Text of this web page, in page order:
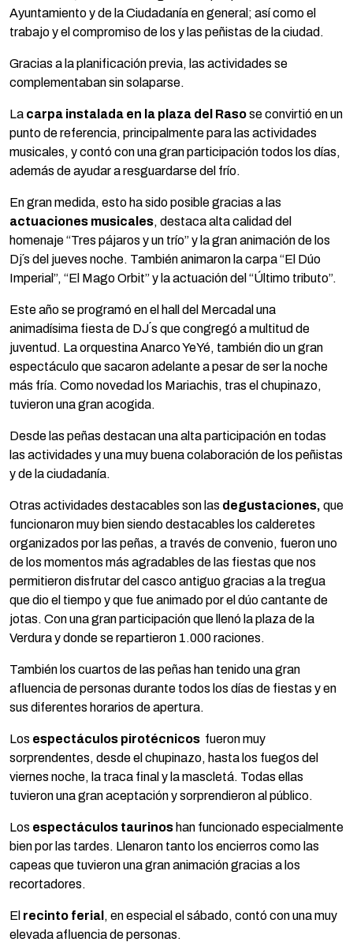
Ayuntamiento y de la Ciudadanía en general; así como el
trabajo y el compromiso de los y las peñistas de la ciudad.
Gracias a la planificación previa, las actividades se
complementaban sin solaparse.
La carpa instalada en la plaza del Rasose convirtió en un
punto de referencia, principalmente para las actividades
musicales, y contó con una gran participación todos los días,
además de ayudar a resguardarse del frío.
En gran medida, esto ha sido posible gracias a las
actuaciones musicales, destaca alta calidad del
homenaje “Tres pájaros y un trío” y la gran animación de los
Dj´s del jueves noche. También animaron la carpa “El Dúo
Imperial”, “El Mago Orbit” y la actuación del “Último tributo”.
Este año se programó en el hall del Mercadal una
animadísima fiesta de DJ´s que congregó a multitud de
juventud. La orquestina Anarco YeYé, también dio un gran
espectáculo que sacaron adelante a pesar de ser la noche
más fría. Como novedad los Mariachis, tras el chupinazo,
tuvieron una gran acogida.
Desde las peñas destacan una alta participación en todas
las actividades y una muy buena colaboración de los peñistas
y de la ciudadanía.
Otras actividades destacables son las degustaciones, que
funcionaron muy bien siendo destacables los calderetes
organizados por las peñas, a través de convenio, fueron uno
de los momentos más agradables de las fiestas que nos
permitieron disfrutar del casco antiguo gracias a la tregua
que dio el tiempo y que fue animado por el dúo cantante de
jotas. Con una gran participación que llenó la plaza de la
Verdura y donde se repartieron 1.000 raciones.
También los cuartos de las peñas han tenido una gran
afluencia de personas durante todos los días de fiestas y en
sus diferentes horarios de apertura.
Los espectáculos pirotécnicos fueron muy
sorprendentes, desde el chupinazo, hasta los fuegos del
viernes noche, la traca final y la mascletá. Todas ellas
tuvieron una gran aceptación y sorprendieron al público.
Los espectáculos taurinos han funcionado especialmente
bien por las tardes. Llenaron tanto los encierros como las
capeas que tuvieron una gran animación gracias a los
recortadores.
El recinto ferial , en especial el sábado, contó con una muy
elevada afluencia de personas.